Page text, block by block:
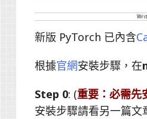
新版 PyTorch 已內含
根據官網安裝步驟，在
Step 0: (重要：必需
安裝步驟請看另一篇文